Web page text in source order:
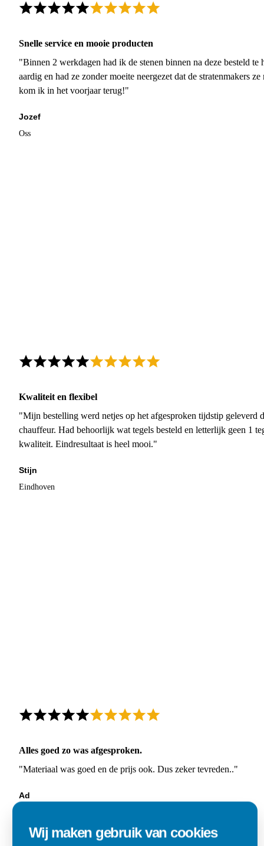
Snelle service en mooie producten
"Binnen 2 werkdagen had ik de stenen binnen na deze besteld
aardig en had ze zonder moeite neergezet dat de stratenmakers
kom ik in het voorjaar terug!"
Jozef
Oss
Kwaliteit en flexibel
"Mijn bestelling werd netjes op het afgesproken tijdstip geleverd
chauffeur. Had behoorlijk wat tegels besteld en letterlijk geen 1
kwaliteit. Eindresultaat is heel mooi."
Stijn
Eindhoven
Alles goed zo was afgesproken.
"Materiaal was goed en de prijs ook. Dus zeker tevreden.."
Ad
Wij maken gebruik van cookies